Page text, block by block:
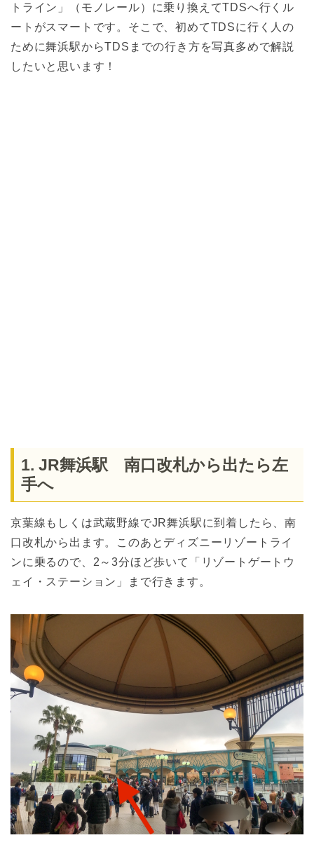
トライン」（モノレール）に乗り換えてTDSへ行くル
ートがスマートです。そこで、初めてTDSに行く人の
ために舞浜駅からTDSまでの行き方を写真多めで解説
したいと思います！
1. JR舞浜駅 南口改札から出たら左
手へ
京葉線もしくは武蔵野線でJR舞浜駅に到着したら、南
口改札から出ます。このあとディズニーリゾートライ
ンに乗るので、2～3分ほど歩いて「リゾートゲートウ
ェイ・ステーション」まで行きます。